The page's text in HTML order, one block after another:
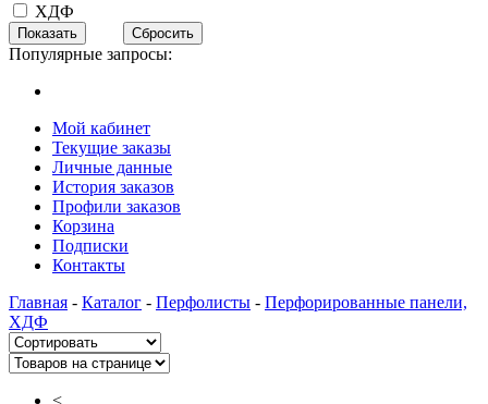
ХДФ
Популярные запросы:
Мой кабинет
Текущие заказы
Личные данные
История заказов
Профили заказов
Корзина
Подписки
Контакты
Главная - Каталог - Перфолисты - Перфорированные панели,
ХДФ
<